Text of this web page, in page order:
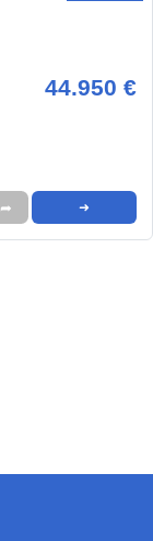
44.950 €
➦ ➜